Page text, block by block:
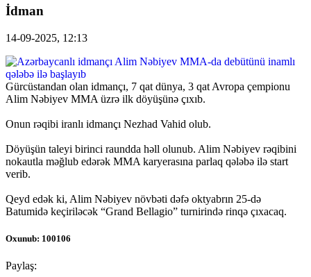
İdman
14-09-2025, 12:13
Gürcüstandan olan idmançı, 7 qat dünya, 3 qat Avropa çempionu
Alim Nəbiyev MMA üzrə ilk döyüşünə çıxıb.
Onun rəqibi iranlı idmançı Nezhad Vahid olub.
Döyüşün taleyi birinci raundda həll olunub. Alim Nəbiyev rəqibini
nokautla məğlub edərək MMA karyerasına parlaq qələbə ilə start
verib.
Qeyd edək ki, Alim Nəbiyev növbəti dəfə oktyabrın 25-də
Batumidə keçiriləcək “Grand Bellagio” turnirində rinqə çıxacaq.
Oxunub: 100106
Paylaş: